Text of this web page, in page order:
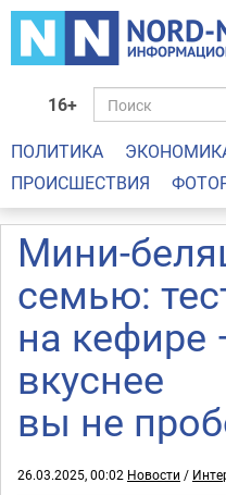
16+
ПОЛИТИКА
ПРОИСШЕСТВИЯ
Мини-
семью:
на кефире
вкуснее
вы не
26.03.2025, 00:02 Новости /